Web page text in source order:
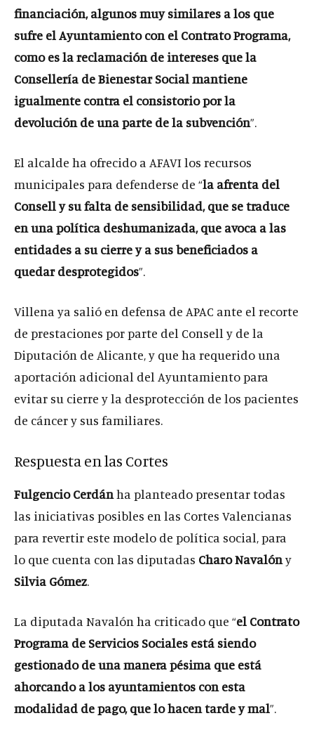
financiación, algunos muy similares a los que
sufre el Ayuntamiento con el Contrato Programa,
como es la reclamación de intereses que la
Consellería de Bienestar Social mantiene
igualmente contra el consistorio por la
devolución de una parte de la subvención”.
El alcalde ha ofrecido a AFAVI los recursos
municipales para defenderse de “la afrenta del
Consell y su falta de sensibilidad, que se traduce
en una política deshumanizada, que avoca a las
entidades a su cierre y a sus beneficiados a
quedar desprotegidos”.
Villena ya salió en defensa de APAC ante el recorte
de prestaciones por parte del Consell y de la
Diputación de Alicante, y que ha requerido una
aportación adicional del Ayuntamiento para
evitar su cierre y la desprotección de los pacientes
de cáncer y sus familiares.
Respuesta en las Cortes
Fulgencio Cerdánha planteado presentar todas
las iniciativas posibles en las Cortes Valencianas
para revertir este modelo de política social, para
lo que cuenta con las diputadas Charo Navalóny
Silvia Gómez.
La diputada Navalón ha criticado que “el Contrato
Programa de Servicios Sociales está siendo
gestionado de una manera pésima que está
ahorcando a los ayuntamientos con esta
modalidad de pago, que lo hacen tarde y mal”.